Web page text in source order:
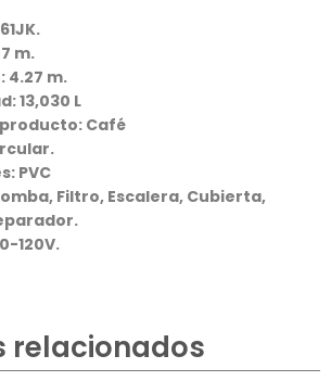
m.
4.27 m.
13,030 L
Café
PVC
Filtro, Escalera, Cubierta,
120V.
relacionados